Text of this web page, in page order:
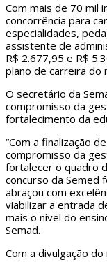
Com mais de 70 mil
concorrência para
especialidades,
assistente de
R$ 2.677,95 e R$
plano de carreira do
O secretário da
compromisso da
fortalecimento da
“Com a finalização
compromisso da
fortalecer o quadro
concurso da Semed
abraçou com
viabilizar a entrada
mais o nível do
Semad.
Com a divulgação